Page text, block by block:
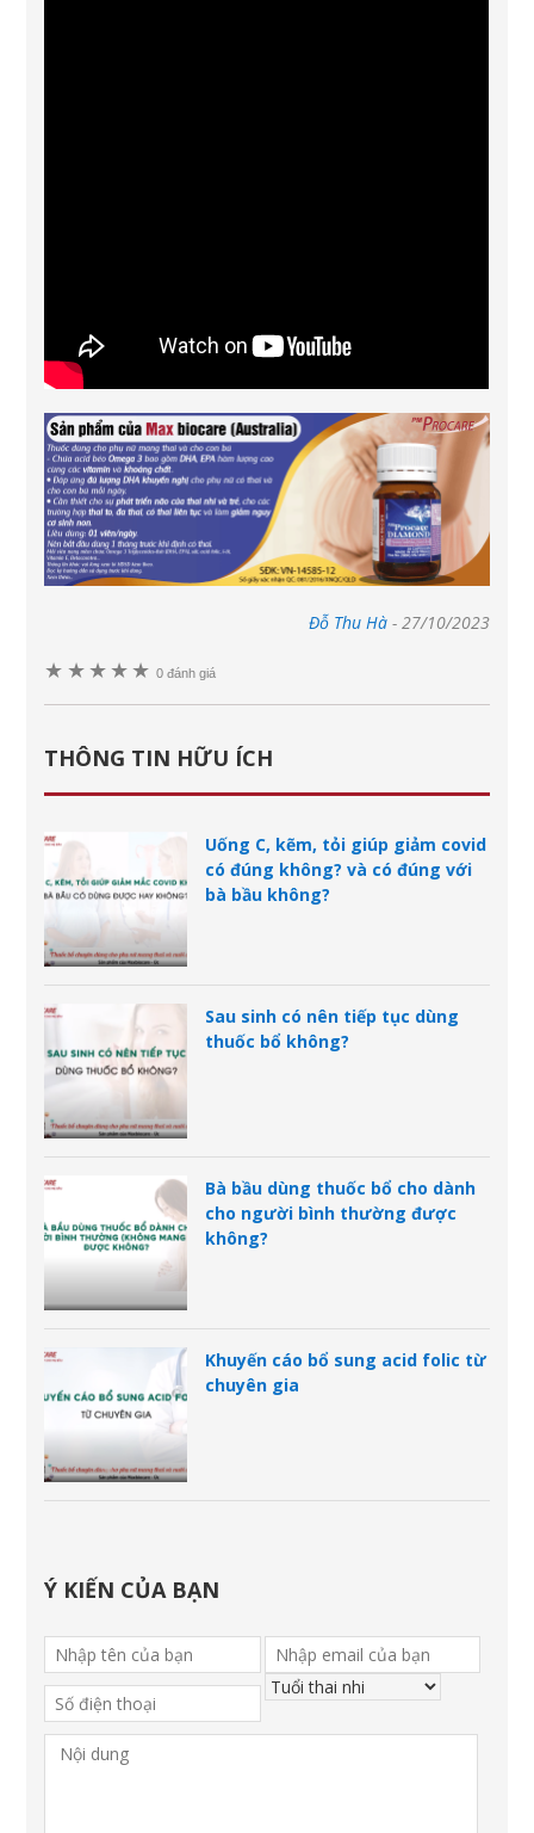
Đỗ Thu Hà- 27/10/2023
★ ★★★★ 0 đánh giá
THÔNG TIN HỮU ÍCH
Uống C, kẽm, tỏi giúp giảm covid
có đúng không? và có đúng với
bà bầu không?
Sau sinh có nên tiếp tục dùng
thuốc bổ không?
Bà bầu dùng thuốc bổ cho dành
cho người bình thường được
không?
Khuyến cáo bổ sung acid folic từ
chuyên gia
Ý KIẾN CỦA BẠN